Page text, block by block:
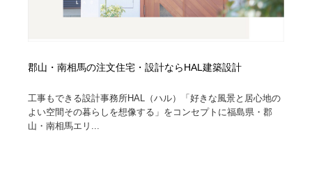
郡山・南相馬の注文住宅・設計ならHAL建築設計
工事もできる設計事務所HAL（ハル）「好きな風景と居心地の
よい空間その暮らしを想像する」をコンセプトに福島県・郡
山・南相馬エリ...